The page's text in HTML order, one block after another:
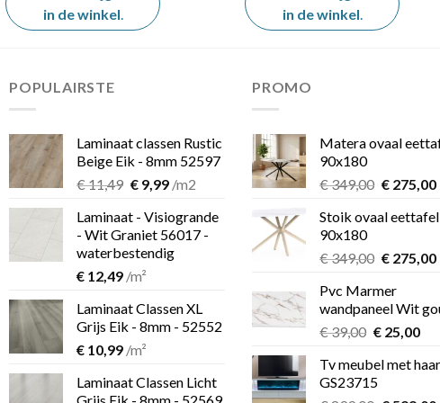
in de winkel
in de winkel
POPULAIRSTE
Laminaat classen Rustic
Beige Eik - 8mm 52597
€11,49 Oorspronkelijke
was:
€ 11,49.
€9,99Huidige
is:
€ 9,99.
/m2
Laminaat - Visiogrande
- Wit Graniet 56017 -
waterbestendig
€ 12,49 /m²
Laminaat Classen XL
Grijs Eik - 8mm - 52552
€ 10,99 /m²
Laminaat Classen Licht
PROMO
Matera ovaal
90x180
€349,00
was:
€275,00
is:
Stoik ovaal eettafel
90x180
€349,00
was:
€ 349,00.
€275,00
Pvc Marmer
wandpaneel Wit
€39,00
was:
€ 39,00.
€25,00
is:
Tv meubel met
GS23715